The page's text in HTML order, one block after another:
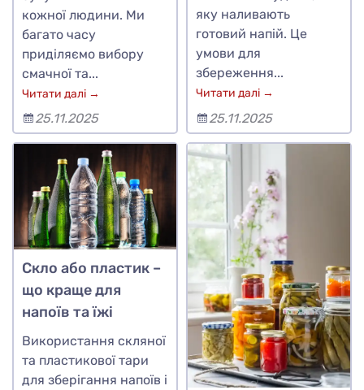
кожної людини. Ми
багато часу
приділяємо вибору
смачної та...
Читати далі →
25.11.2025
яку наливають
готовий напій. Це
умови для
збереження...
Читати далі →
25.11.2025
Скло або пластик –
що краще для
напоїв та їжі
Використання скляної
та пластикової тари
для зберігання напоїв і